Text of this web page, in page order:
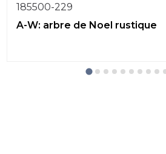
185500-229
A-W: arbre de Noel rustique